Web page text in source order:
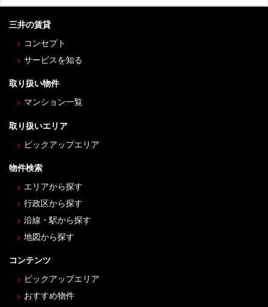
三井の賃貸
コンセプト
サービスを知る
取り扱い物件
マンション一覧
取り扱いエリア
ピックアップエリア
物件検索
エリアから探す
行政区から探す
沿線・駅から探す
地図から探す
コンテンツ
ピックアップエリア
おすすめ物件